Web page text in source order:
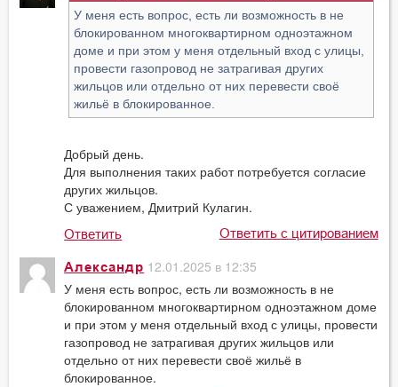
У меня есть вопрос, есть ли возможность в не
блокированном многоквартирном одноэтажном
доме и при этом у меня отдельный вход с улицы,
провести газопровод не затрагивая других
жильцов или отдельно от них перевести своё
жильё в блокированное.
Добрый день.
Для выполнения таких работ потребуется согласие
других жильцов.
С уважением, Дмитрий Кулагин.
Ответить Ответить с цитированием
Александр 12.01.2025 в 12:35
У меня есть вопрос, есть ли возможность в не
блокированном многоквартирном одноэтажном доме
и при этом у меня отдельный вход с улицы, провести
газопровод не затрагивая других жильцов или
отдельно от них перевести своё жильё в
блокированное.